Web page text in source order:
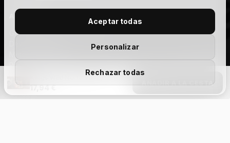
Rechazar todas
Personalizar
Aceptar todas
Kings Wild No.13 Vol.27
17,94 €
AÑADIR A LA CESTA
AYUDA
Gastos y plazos de envío
Preguntas frecuentes
EMPRESA